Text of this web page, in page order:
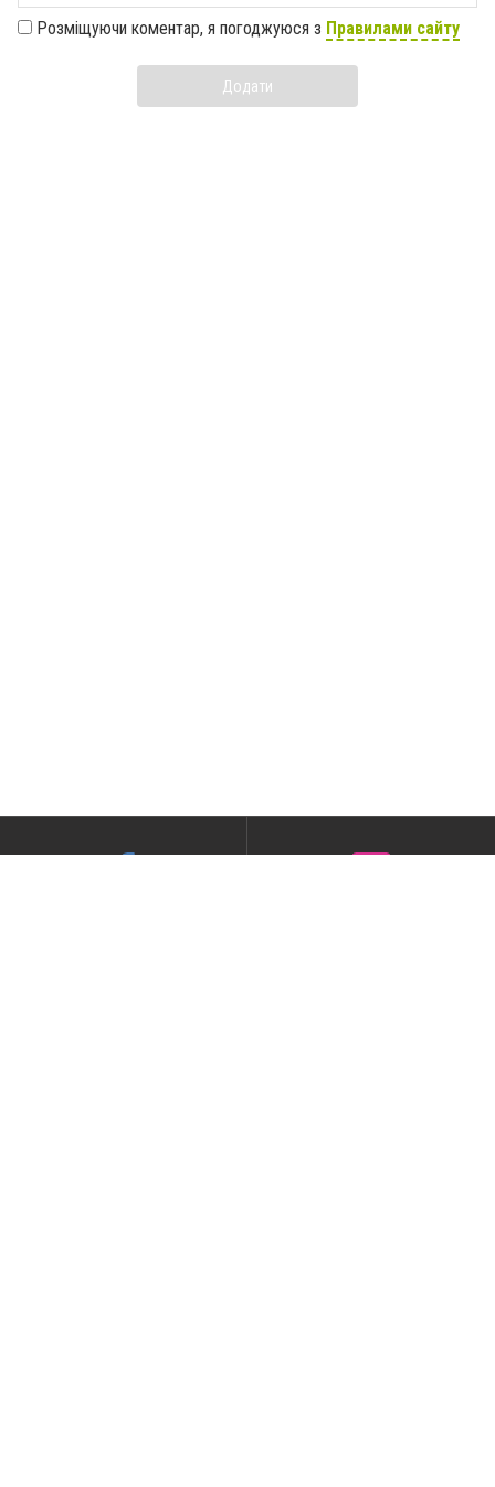
Розміщуючи коментар, я погоджуюся з Правилами сайту
Додати